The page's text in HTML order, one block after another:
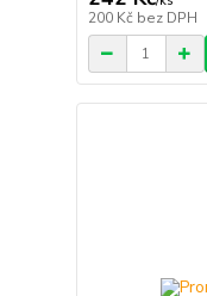
200 Kč bez DPH